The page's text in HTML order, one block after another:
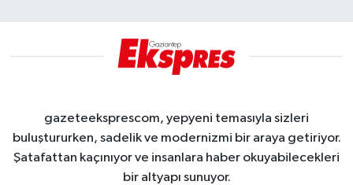
gazeteeksprescom, yepyeni temasıyla sizleri
buluştururken, sadelik ve modernizmi bir araya getiriyor.
Şatafattan kaçınıyor ve insanlara haber okuyabilecekleri
bir altyapı sunuyor.